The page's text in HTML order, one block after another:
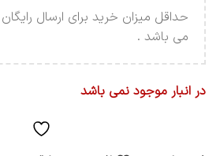
می باشد .
در انبار موجود نمی باشد